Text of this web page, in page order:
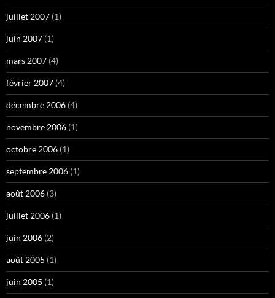
juillet 2007 (1)
juin 2007 (1)
mars 2007 (4)
février 2007 (4)
décembre 2006 (4)
novembre 2006 (1)
octobre 2006 (1)
septembre 2006 (1)
août 2006 (3)
juillet 2006 (1)
juin 2006 (2)
août 2005 (1)
juin 2005 (1)